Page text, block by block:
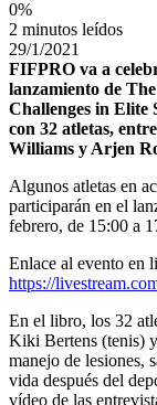
0%
2 minutos leídos
29/1/2021
FIFPRO va a
lanzamiento de
Challenges in Elite
con 32 atletas,
Williams y Arjen
Algunos atletas en
participarán en el
febrero, de 15:00 a
Enlace al evento en
https://
En el libro, los 32
Kiki Bertens (tenis)
manejo de lesiones,
vida después del
vídeo de las